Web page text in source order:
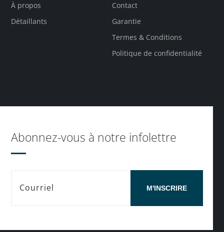
À propos
Détaillants
Contact
Garantie
Termes & Conditions
Politique de confidentialité
Abonnez-vous à notre infolettre
M'INSCRIRE